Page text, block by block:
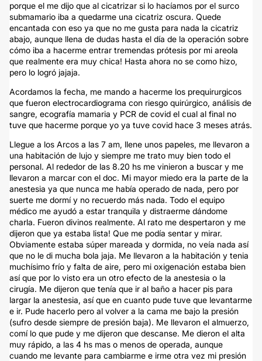
porque el me dijo que al cicatrizar si lo hacíamos por el surco
submamario iba a quedarme una cicatriz oscura. Quede
encantada con eso ya que no me gusta para nada la cicatriz
abajo, aunque llena de dudas hasta el día de la operación sobre
cómo iba a hacerme entrar tremendas prótesis por mi areola
que realmente era muy chica! Hasta ahora no se como hizo,
pero lo logró jajaja.
Acordamos la fecha, me mando a hacerme los prequirurgicos
que fueron electrocardiograma con riesgo quirúrgico, análisis de
sangre, ecografía mamaria y PCR de covid el cual al final no
tuve que hacerme porque yo ya tuve covid hace 3 meses atrás.
Llegue a los Arcos a las 7 am, llene unos papeles, me llevaron a
una habitación de lujo y siempre me trato muy bien todo el
personal. Al rededor de las 8.20 hs me vinieron a buscar y me
llevaron a marcar con el doc. Mi mayor miedo era la parte de la
anestesia ya que nunca me había operado de nada, pero por
suerte me dormí y no recuerdo más nada. Todo el equipo
médico me ayudó a estar tranquila y distraerme dándome
charla. Fueron divinos realmente. Al rato me despertaron y me
dijeron que ya estaba lista! Que me podía sentar y mirar.
Obviamente estaba súper mareada y dormida, no veía nada así
que no le di mucha bola jaja. Me llevaron a la habitación y tenia
muchísimo frío y falta de aire, pero mi oxigenación estaba bien
así que por lo visto era un otro efecto de la anestesia o la
cirugía. Me dijeron que tenía que ir al baño a hacer pis para
largar la anestesia, así que en cuanto pude tuve que levantarme
e ir. Pude hacerlo pero al volver a la cama me bajo la presión
(sufro desde siempre de presión baja). Me llevaron el almuerzo,
comí lo que pude y me dijeron que descanse. Me dieron el alta
muy rápido, a las 4 hs mas o menos de operada, aunque
cuando me levante para cambiarme e irme otra vez mi presión